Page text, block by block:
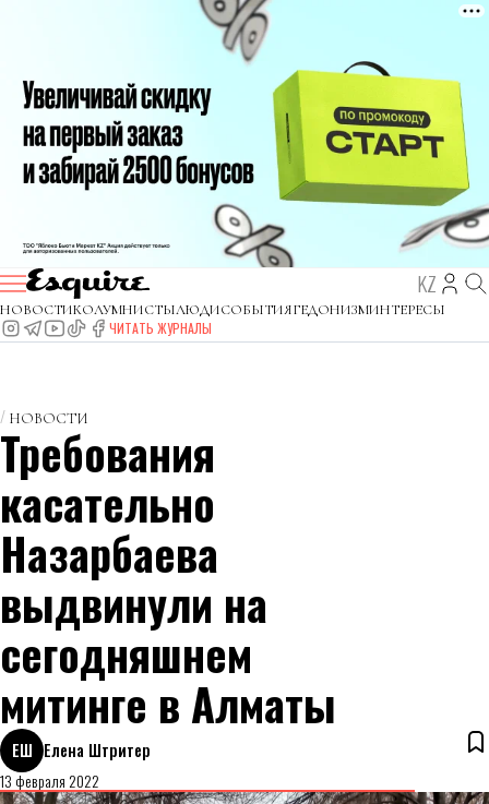
KZ
НОВОСТИКОЛУМНИСТЫЛЮДИСОБЫТИЯГЕДОНИЗМИНТЕРЕСЫ
ЧИТАТЬ ЖУРНАЛЫ
НОВОСТИ
Требования
касательно
Назарбаева
выдвинули на
сегодняшнем
митинге в Алматы
ЕШ Елена Штритер
13 февраля 2022